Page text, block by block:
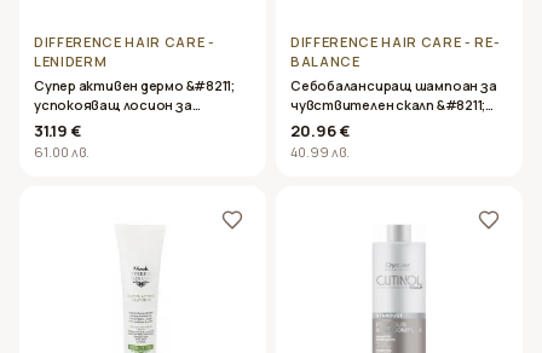
DIFFERENCE HAIR CARE -
LENIDERM
Супер активен дермо &#8211;
успокояващ лосион за
чувствителен скалп–
Difference Hair Care leniderm
calming lotion- 125 мл.
31.19 €
61.00 лв.
DIFFERENCE HAIR CARE - RE-
BALANCE
Себобалансиращ шампоан за
чувствителен скалп &#8211;
Difference Hair Care &#8211; RE-
BALANCE 500ml
20.96 €
40.99 лв.